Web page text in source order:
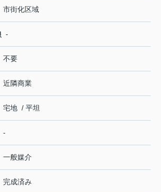
市街化区域
-
不要
近隣商業
宅地 / 平坦
-
一般媒介
完成済み